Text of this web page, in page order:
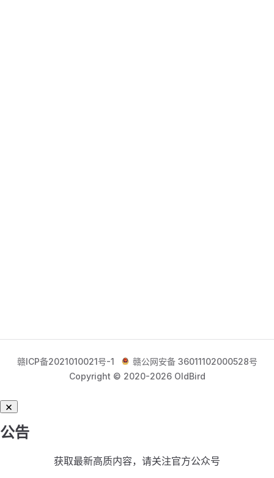
赣ICP备2021010021号-1
赣公网安备 36011102000528号
Copyright © 2020-2026 OldBird
公告
获取最新高质内容，请关注官方公众号